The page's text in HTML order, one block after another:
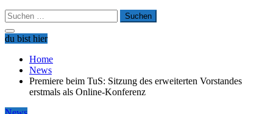
Suchen
nach:
du bist hier
Home
News
Premiere beim TuS: Sitzung des erweiterten Vorstandes
erstmals als Online-Konferenz